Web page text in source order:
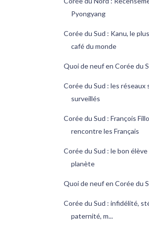
Pyongyang
Corée du Sud : Kanu, le
café du monde
Quoi de neuf en Corée du
Corée du Sud : les réseaux
surveillés
Corée du Sud : François
rencontre les Français
Corée du Sud : le bon élève
planète
Quoi de neuf en Corée du
Corée du Sud : infidélité,
paternité, m...